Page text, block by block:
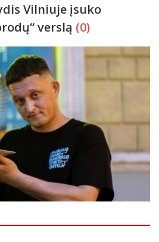
Vilniuje įsuko
verslą (0)